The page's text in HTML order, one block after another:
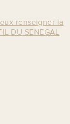
renseigner la
DU SENEGAL